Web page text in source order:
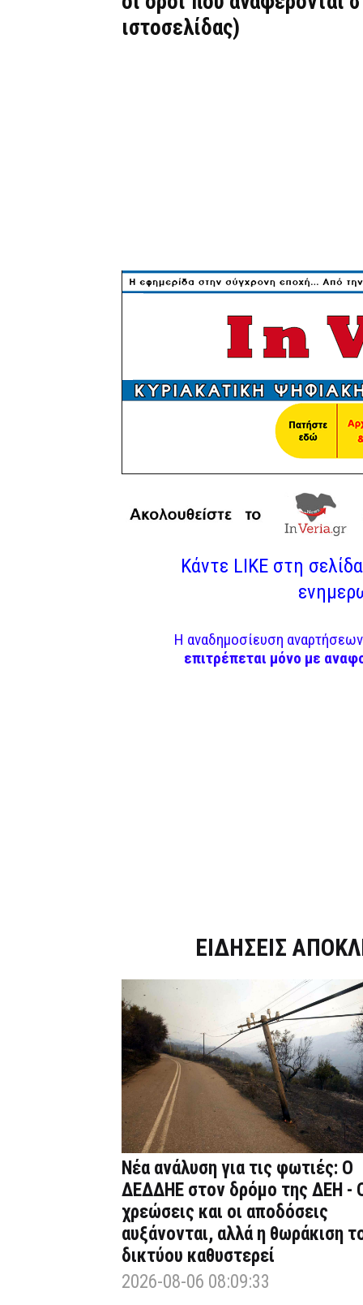
ιστοσελίδας)
Κάντε LIKE στη
Η αναδημοσίευση
επιτρέπεται μόνο με
ΕΙΔΗΣΕΙΣ
Νέα ανάλυση για τις φωτιές: Ο
ΔΕΔΔΗΕ στον δρόμο της ΔΕΗ -
χρεώσεις και οι αποδόσεις
αυξάνονται, αλλά η θωράκιση
δικτύου καθυστερεί
2026-08-06 08:09:33